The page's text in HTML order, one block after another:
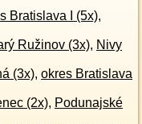
Bratislava I (5x),
Ružinov (3x), Nivy
(3x), okres Bratislava
(2x), Podunajské